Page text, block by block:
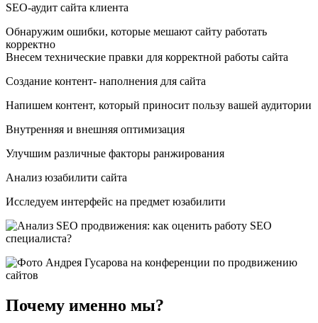
SEO-аудит сайта клиента
Обнаружим ошибки, которые мешают сайту работать
корректно
Внесем технические правки для корректной работы сайта
Создание контент- наполнения для сайта
Напишем контент, который приносит пользу вашей аудитории
Внутренняя и внешняя оптимизация
Улучшим различные факторы ранжирования
Анализ юзабилити сайта
Исследуем интерфейс на предмет юзабилити
Почему именно мы?